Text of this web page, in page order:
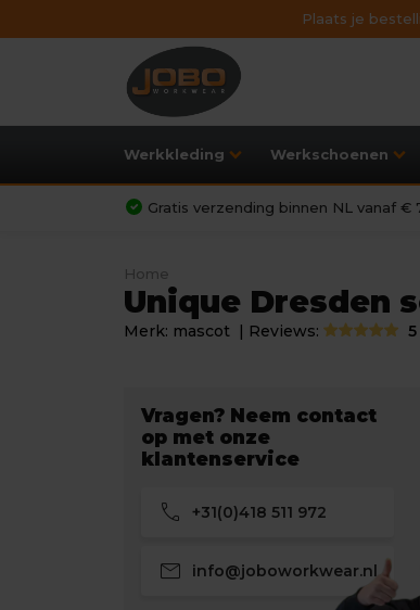
Plaats je
Werkkleding Werkschoenen
Gratis verzending binnen NL vanaf €
Home
Unique Dresden
Merk: mascot | Reviews: 5
Vragen? Neem contact
op met onze
klantenservice
call +31(0)418 511 972
mail info@joboworkwear.nl